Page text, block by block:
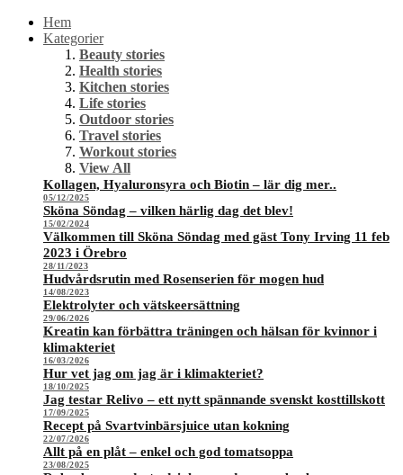
Hem
Kategorier
Beauty stories
Health stories
Kitchen stories
Life stories
Outdoor stories
Travel stories
Workout stories
View All
Kollagen, Hyaluronsyra och Biotin – lär dig mer..
05/12/2025
Sköna Söndag – vilken härlig dag det blev!
15/02/2024
Välkommen till Sköna Söndag med gäst Tony Irving 11 feb
2023 i Örebro
28/11/2023
Hudvårdsrutin med Rosenserien för mogen hud
14/08/2023
Elektrolyter och vätskeersättning
29/06/2026
Kreatin kan förbättra träningen och hälsan för kvinnor i
klimakteriet
16/03/2026
Hur vet jag om jag är i klimakteriet?
18/10/2025
Jag testar Relivo – ett nytt spännande svenskt kosttillskott
17/09/2025
Recept på Svartvinbärsjuice utan kokning
22/07/2026
Allt på en plåt – enkel och god tomatsoppa
23/08/2025